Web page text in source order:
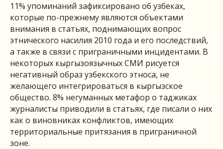
11% упоминаний зафиксировано об узбеках,
которые по-прежнему являются объектами
внимания в статьях, поднимающих вопрос
этнического насилия 2010 года и его последствий,
а также в связи с приграничными инцидентами. В
некоторых кыргызоязычных СМИ рисуется
негативный образ узбекского этноса, не
желающего интегрироваться в кыргызское
общество. 8% негуманных метафор о таджиках
журналисты приводили в статьях, где писали о них
как о виновниках конфликтов, имеющих
территориальные притязания в приграничной
зоне.